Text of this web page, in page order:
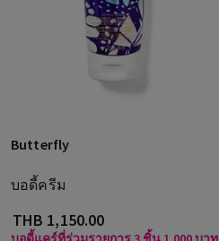
Butterfly
บอดี้ครีม
THB 1,150.00